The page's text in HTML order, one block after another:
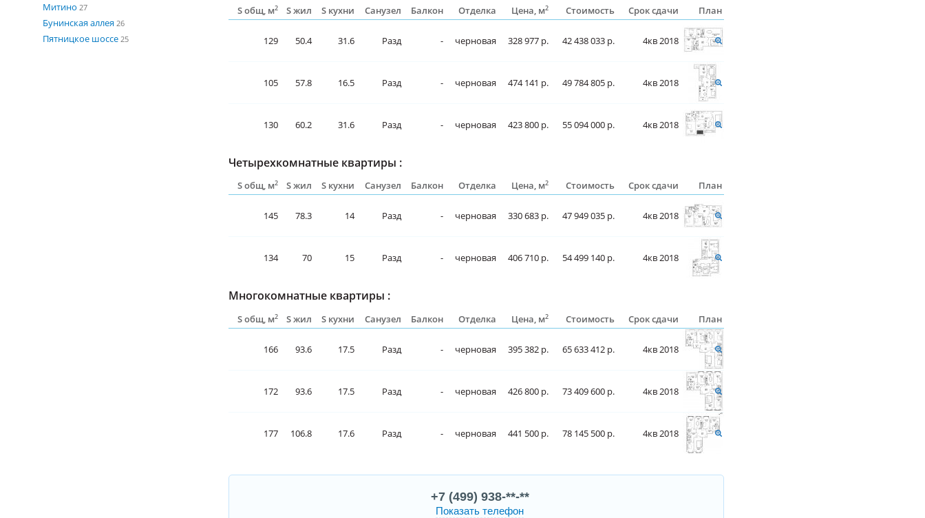
Митино 27
Бунинская аллея 26
Пятницкое шоссе 25
S общ, м2 S жил S кухни Санузел Балкон Отделка Цена, м2 Стоимость Срок сдачи План
129 50.4 31.6 Разд - черновая 328 977 р. 42 438 033 р. 4кв 2018
105 57.8 16.5 Разд - черновая 474 141 р. 49 784 805 р. 4кв 2018
130 60.2 31.6 Разд - черновая 423 800 р. 55 094 000 р. 4кв 2018
Четырехкомнатные квартиры :
S общ, м2 S жил S кухни Санузел Балкон Отделка Цена, м2 Стоимость Срок сдачи План
145 78.3 14 Разд - черновая 330 683 р. 47 949 035 р. 4кв 2018
134 70 15 Разд - черновая 406 710 р. 54 499 140 р. 4кв 2018
Многокомнатные квартиры :
S общ, м2 S жил S кухни Санузел Балкон Отделка Цена, м2 Стоимость Срок сдачи План
166 93.6 17.5 Разд - черновая 395 382 р. 65 633 412 р. 4кв 2018
172 93.6 17.5 Разд - черновая 426 800 р. 73 409 600 р. 4кв 2018
177 106.8 17.6 Разд - черновая 441 500 р. 78 145 500 р. 4кв 2018
+7 (499) 938-**-**
Показать телефон